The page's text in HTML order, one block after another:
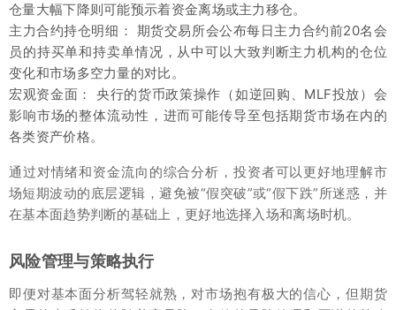
仓量大幅下降则可能预示着资金离场或主力移仓。
主力合约持仓明细： 期货交易所会公布每日主力合约前20名会
员的持买单和持卖单情况，从中可以大致判断主力机构的仓位
变化和市场多空力量的对比。
宏观资金面： 央行的货币政策操作（如逆回购、MLF投放）会
影响市场的整体流动性，进而可能传导至包括期货市场在内的
各类资产价格。
通过对情绪和资金流向的综合分析，投资者可以更好地理解市
场短期波动的底层逻辑，避免被“假突破”或“假下跌”所迷惑，并
在基本面趋势判断的基础上，更好地选择入场和离场时机。
风险管理与策略执行
即便对基本面分析驾轻就熟，对市场抱有极大的信心，但期货